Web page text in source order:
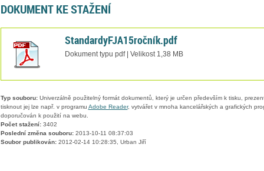
DOKUMENT KE STAŽENÍ
StandardyFJA15ročník.pdf
Dokument typu pdf | Velikost 1,38 MB
Typ souboru:Univerzálně použitelný formát dokumentů, který je určen především k tisku,
tisknout jej lze např. v programu Adobe Reader, vytvářet v mnoha kancelářských a grafických
doporučován k použití na webu.
Počet stažení:3402
Poslední změna souboru:2013-10-11 08:37:03
Soubor publikován:2012-02-14 10:28:35, Urban Jiří